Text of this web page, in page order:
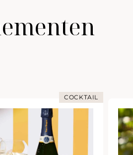
COCKTAIL